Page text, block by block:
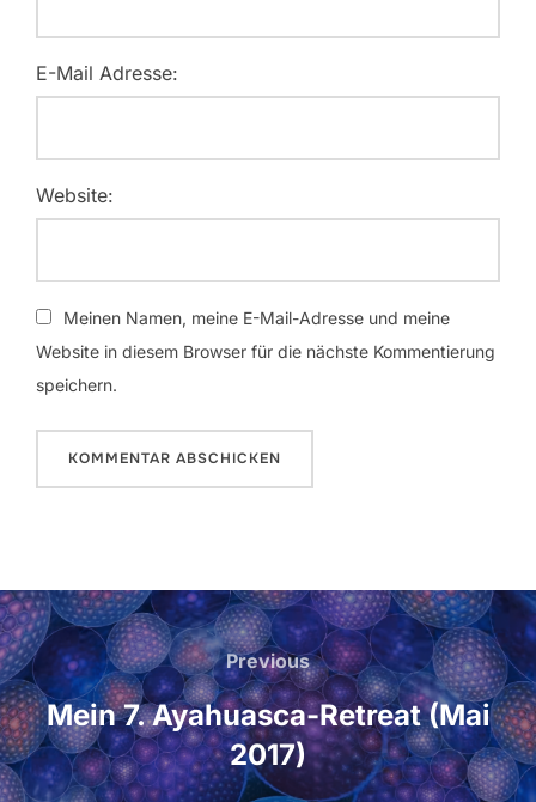
E-Mail Adresse:
Website:
Meinen Namen, meine E-Mail-Adresse und meine
Website in diesem Browser für die nächste Kommentierung
speichern.
Beitrags-
Navigation
Previous
Previous
Mein 7. Ayahuasca-Retreat (Mai
2017)